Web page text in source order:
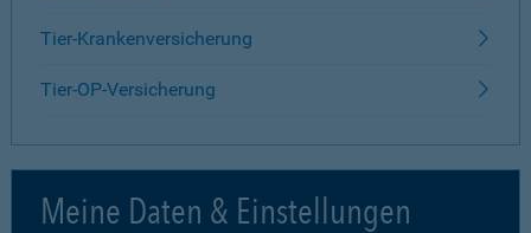
Tier-Krankenversicherung
Tier-OP-Versicherung
Meine Daten & Einstellungen